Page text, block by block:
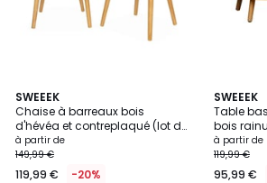
SWEEEK
Chaise à barreaux bois
d'hévéa et contreplaqué (lot de
2) PAULA
à partir de
149,99 €
119,99 € -20%
4,9
/ 5
3
Couleurs
SWEEEK
Table
bois
à partir de
119,99 €
95,99 €
3
/
5
2
Couleurs